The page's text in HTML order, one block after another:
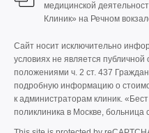
медицинской
Клиник» на Речном
Сайт носит исключительно
условиях не является
положениями ч. 2 ст. 437
подробную информацию о
к администраторам клиник.
поликлиника в Москве, больница